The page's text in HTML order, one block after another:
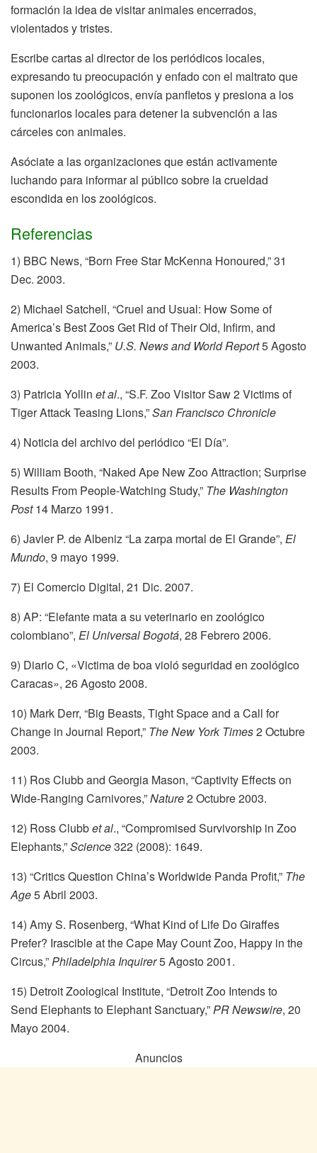
formación la idea de visitar animales encerrados,
violentados y tristes.
Escribe cartas al director de los periódicos locales,
expresando tu preocupación y enfado con el maltrato que
suponen los zoológicos, envía panfletos y presiona a los
funcionarios locales para detener la subvención a las
cárceles con animales.
Asóciate a las organizaciones que están activamente
luchando para informar al público sobre la crueldad
escondida en los zoológicos.
Referencias
1) BBC News, “Born Free Star McKenna Honoured,” 31
Dec. 2003.
2) Michael Satchell, “Cruel and Usual: How Some of
America’s Best Zoos Get Rid of Their Old, Infirm, and
Unwanted Animals,” U.S. News and World Report5 Agosto
2003.
3) Patricia Yollin et al., “S.F. Zoo Visitor Saw 2 Victims of
Tiger Attack Teasing Lions,”San Francisco Chronicle
4) Noticia del archivo del periódico “El Día”.
5) William Booth, “Naked Ape New Zoo Attraction; Surprise
Results From People-Watching Study,” The Washington
Post14 Marzo 1991.
6) Javier P. de Albeniz “La zarpa mortal de El Grande”, El
Mundo, 9 mayo 1999.
7) El Comercio Digital, 21 Dic. 2007.
8) AP: “Elefante mata a su veterinario en zoológico
colombiano”, El Universal Bogotá, 28 Febrero 2006.
9) Diario C, «Victima de boa violó seguridad en zoológico
Caracas», 26 Agosto 2008.
10) Mark Derr, “Big Beasts, Tight Space and a Call for
Change in Journal Report,” The New York Times2 Octubre
2003.
11) Ros Clubb and Georgia Mason, “Captivity Effects on
Wide-Ranging Carnivores,”Nature2 Octubre 2003.
12) Ross Clubbet al., “Compromised Survivorship in Zoo
Elephants,”Science322 (2008): 1649.
13) “Critics Question China’s Worldwide Panda Profit,” The
Age5 Abril 2003.
14) Amy S. Rosenberg, “What Kind of Life Do Giraffes
Prefer? Irascible at the Cape May Count Zoo, Happy in the
Circus,”Philadelphia Inquirer5 Agosto 2001.
15) Detroit Zoological Institute, “Detroit Zoo Intends to
Send Elephants to Elephant Sanctuary,”PR Newswire, 20
Mayo 2004.
Anuncios